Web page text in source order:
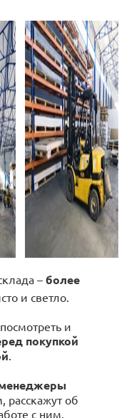
– более
и светло.
и
покупкой
.
расскажут об
с ним,